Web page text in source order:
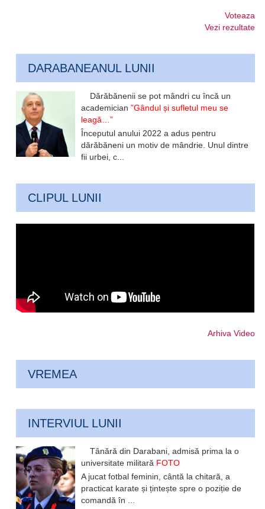
Voteaza
Vezi rezultate
DARABANEANUL LUNII
Dărăbănenii se pot mândri cu încă un
academician”Gândul și sufletul meu se
leagă…”
Începutul anului 2022 a adus pentru
dărăbăneni un motiv de mândrie. Unul dintre
fii urbei, c...
CLIPUL LUNII
Arhiva Video
VREMEA
INTERVIUL LUNII
Tânără din Darabani, admisă prima la o
universitate militară FOTO
A jucat fotbal feminin, cântă la chitară, a
practicat karate și țintește spre o poziție de
comandă în ...